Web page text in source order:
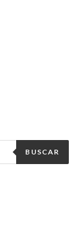
BUSCAR